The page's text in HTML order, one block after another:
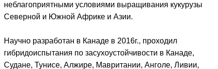
неблагоприятными условиями выращивания кукурузы
Северной и Южной Африке и Азии.
Научно разработан в Канаде в 2016г., проходил
гибридоиспытания по засухоустойчивости в Канаде,
Судане, Тунисе, Алжире, Мавритании, Анголе, Ливии,